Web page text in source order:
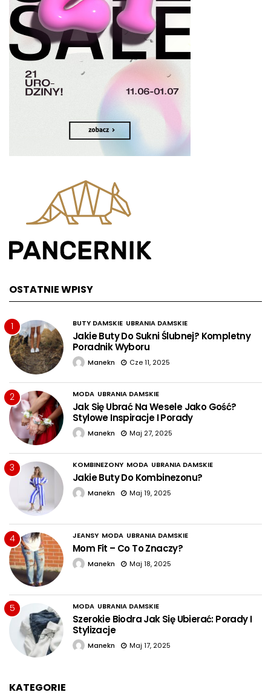
OSTATNIE WPISY
1 BUTY DAMSKIE UBRANIA DAMSKIE
Jakie Buty Do Sukni Ślubnej? Kompletny
Poradnik Wyboru
Manekn Cze 11, 2025
2 MODA UBRANIA DAMSKIE
Jak Się Ubrać Na Wesele Jako Gość?
Stylowe Inspiracje I Porady
Manekn Maj 27, 2025
3 KOMBINEZONY MODA UBRANIA DAMSKIE
Jakie Buty Do Kombinezonu?
Manekn Maj 19, 2025
4 JEANSY MODA UBRANIA DAMSKIE
Mom Fit – Co To Znaczy?
Manekn Maj 18, 2025
5 MODA UBRANIA DAMSKIE
Szerokie Biodra Jak Się Ubierać: Porady I
Stylizacje
Manekn Maj 17, 2025
KATEGORIE